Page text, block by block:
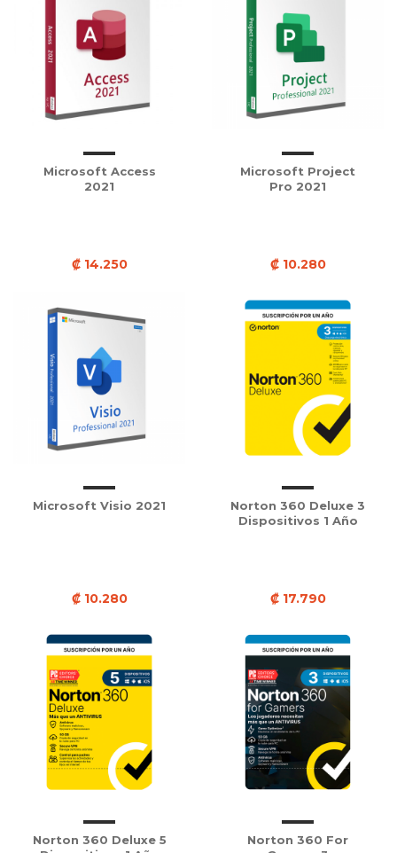
Microsoft Access
2021
₡ 14.250
Microsoft Project
Pro 2021
₡ 10.280
Microsoft Visio 2021
₡ 10.280
Norton 360 Deluxe 3
Dispositivos 1 Año
₡ 17.790
Norton 360 Deluxe 5
Norton 360 For